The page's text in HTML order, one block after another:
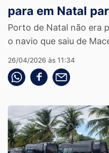
para em Natal
Porto de Natal não era
o navio que saiu de
26/04/2026 às 11:34
Compartilhe pelo whatsapp
Compartilhar no facebook
Compartilhe pelo